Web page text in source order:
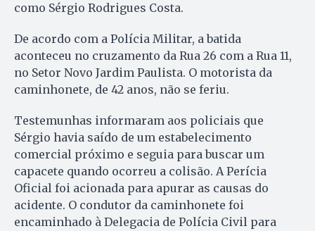
como Sérgio Rodrigues Costa.
De acordo com a Polícia Militar, a batida
aconteceu no cruzamento da Rua 26 com a Rua 11,
no Setor Novo Jardim Paulista. O motorista da
caminhonete, de 42 anos, não se feriu.
Testemunhas informaram aos policiais que
Sérgio havia saído de um estabelecimento
comercial próximo e seguia para buscar um
capacete quando ocorreu a colisão. A Perícia
Oficial foi acionada para apurar as causas do
acidente. O condutor da caminhonete foi
encaminhado à Delegacia de Polícia Civil para